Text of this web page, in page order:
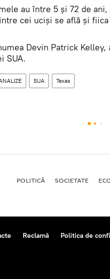
au între 5 și 72 de
cei uciși se află și
Devin Patrick
SUA.
SUA Texas
POLITICĂ SOCIETATE
Reclamă Politica de